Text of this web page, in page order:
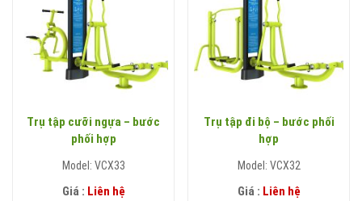
Trụ tập cưỡi ngựa – bước
phối hợp
Model: VCX33
Giá : Liên hệ
Trụ tập đi bộ – bước phối
hợp
Model: VCX32
Giá : Liên hệ